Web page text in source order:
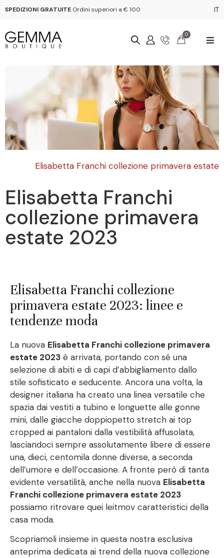
SPEDIZIONI GRATUITE Ordini superiori a € 100 IT
0
Elisabetta Franchi collezione primavera estate
Elisabetta Franchi
collezione primavera
estate 2023
Elisabetta Franchi collezione
primavera estate 2023: linee e
tendenze moda
La nuova Elisabetta Franchi collezione primavera
estate 2023 è arrivata, portando con sé una
selezione di abiti e di capi d’abbigliamento dallo
stile sofisticato e seducente. Ancora una volta, la
designer italiana ha creato una linea versatile che
spazia dai vestiti a tubino e longuette alle gonne
mini, dalle giacche doppiopetto stretch ai top
cropped ai pantaloni dalla vestibilità affusolata,
lasciandoci sempre assolutamente libere di essere
una, dieci, centomila donne diverse, a seconda
dell’umore e dell’occasione. A fronte però di tanta
evidente versatilità, anche nella nuova Elisabetta
Franchi collezione primavera estate 2023
possiamo ritrovare quei leitmov caratteristici della
casa moda.
Scopriamoli insieme in questa nostra esclusiva
anteprima dedicata ai trend della nuova collezione